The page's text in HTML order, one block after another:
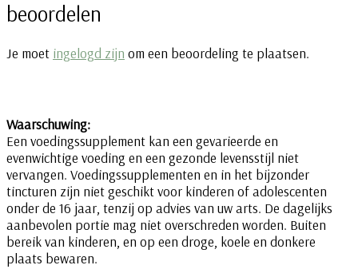
beoordelen
Je moet ingelogd zijn om een beoordeling te plaatsen.
Waarschuwing:
Een voedingssupplement kan een gevarieerde en
evenwichtige voeding en een gezonde levensstijl niet
vervangen. Voedingssupplementen en in het bijzonder
tincturen zijn niet geschikt voor kinderen of adolescenten
onder de 16 jaar, tenzij op advies van uw arts. De dagelijks
aanbevolen portie mag niet overschreden worden. Buiten
bereik van kinderen, en op een droge, koele en donkere
plaats bewaren.